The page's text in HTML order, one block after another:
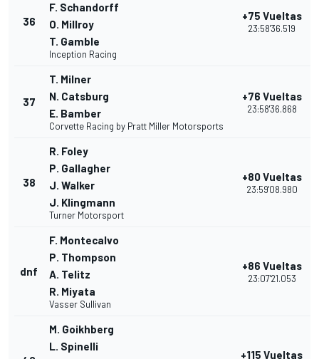
36
F. Schandorff
O. Millroy
T. Gamble
Inception Racing
+75 Vueltas
23:58'36.519
37
T. Milner
N. Catsburg
E. Bamber
Corvette Racing by Pratt Miller Motorsports
+76 Vueltas
23:58'36.868
38
R. Foley
P. Gallagher
J. Walker
J. Klingmann
Turner Motorsport
+80 Vueltas
23:59'08.980
dnf
F. Montecalvo
P. Thompson
A. Telitz
R. Miyata
Vasser Sullivan
+86 Vueltas
23:07'21.053
M. Goikhberg
L. Spinelli
+115 Vueltas